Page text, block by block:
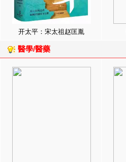
开太平：宋太祖赵匡胤
醫學/醫藥